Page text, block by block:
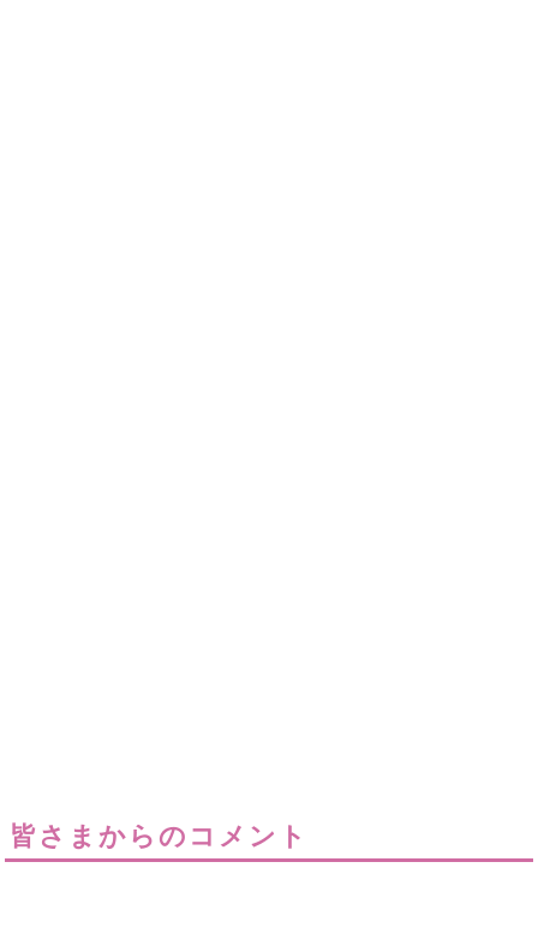
皆さまからのコメント